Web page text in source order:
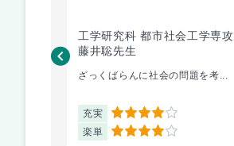
工学研究科 都市社会工学専攻
藤井聡先生
ざっくばらんに社会の問題を考...
充実 4
楽単 4